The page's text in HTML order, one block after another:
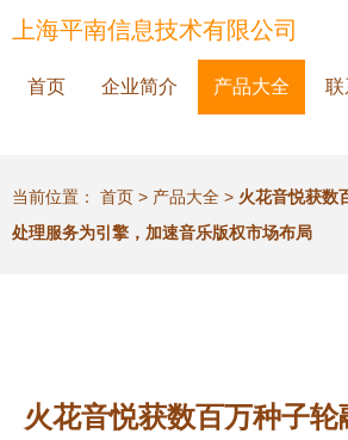
上海平南信息技术有限公司
首页 企业简介 产品大全 联
当前位置： 首页 > 产品大全 > 火花音悦获数
处理服务为引擎，加速音乐版权市场布局
火花音悦获数百万种子